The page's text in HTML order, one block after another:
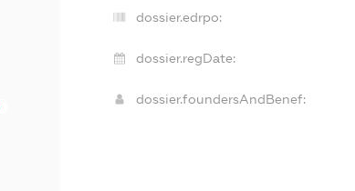
dossier.edrpo:
dossier.regDate:
dossier.foundersAndBenef: